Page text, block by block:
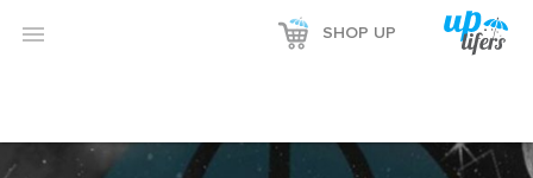
 SHOP UP